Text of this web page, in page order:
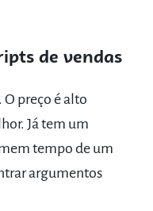
de vendas
preço é alto
Já tem um
tempo de um
argumentos